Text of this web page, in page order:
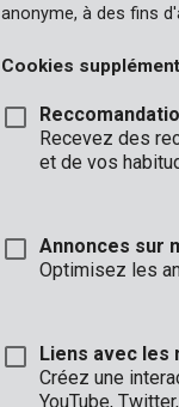
CONTACT
INFO
VARO - Vic. Van
Joseph Van
2500 Lier -
anonyme, à des fins
Cookies
Recevez des
et de vos
Annonces sur
Optimisez les
Liens avec les
Créez une
YouTube,